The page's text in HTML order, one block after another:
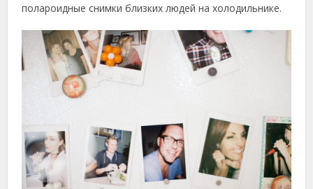
полароидные снимки близких людей на холодильнике.